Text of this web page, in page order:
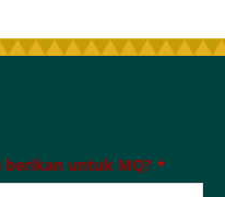
berikan untuk MQ? *